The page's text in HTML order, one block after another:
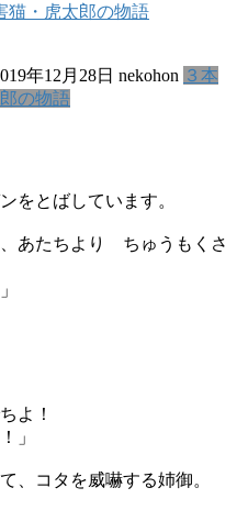
猫・虎太郎の物語
年12月28日 nekohon ３本
の物語
をとばしています。
、あたちより ちゅうもくさ
よ！
」
、コタを威嚇する姉御。